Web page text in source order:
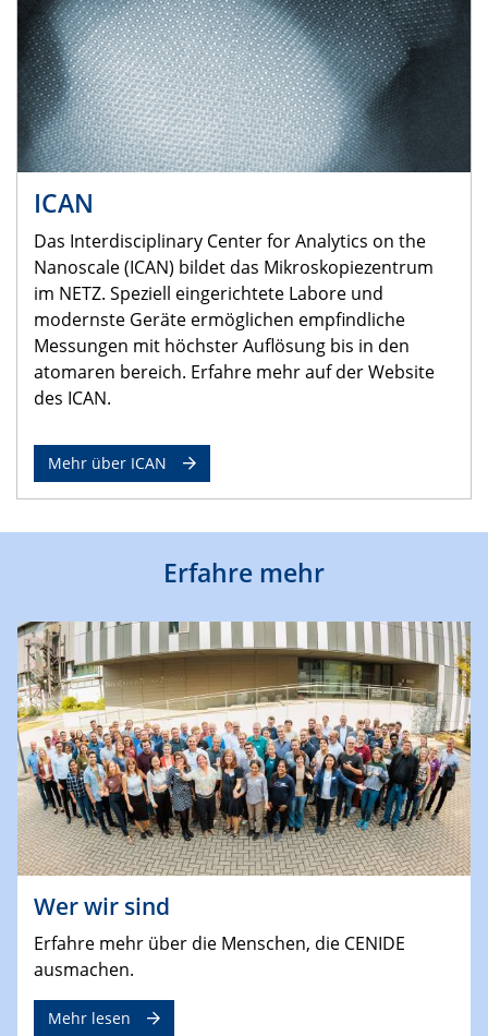
ICAN
Das Interdisciplinary Center for Analytics on the
Nanoscale (ICAN) bildet das Mikroskopiezentrum
im NETZ. Speziell eingerichtete Labore und
modernste Geräte ermöglichen empfindliche
Messungen mit höchster Auflösung bis in den
atomaren bereich. Erfahre mehr auf der Website
des ICAN.
Mehr über ICAN
Erfahre mehr
Wer wir sind
Erfahre mehr über die Menschen, die CENIDE
ausmachen.
Mehr lesen